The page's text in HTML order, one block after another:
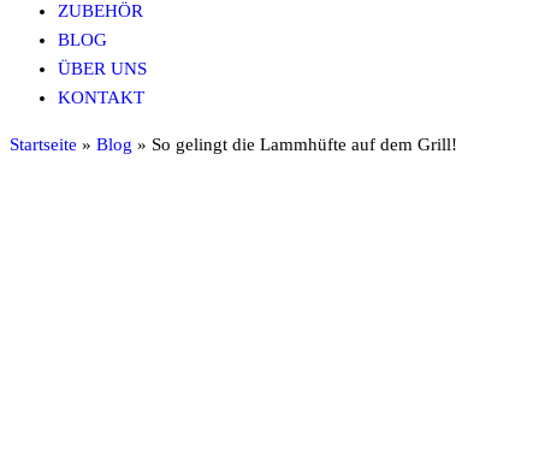
ZUBEHÖR
BLOG
ÜBER UNS
KONTAKT
Startseite » Blog » So gelingt die Lammhüfte auf dem Grill!